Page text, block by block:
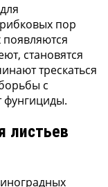
пор
становятся
трескаться
с
фунгициды.
листьев